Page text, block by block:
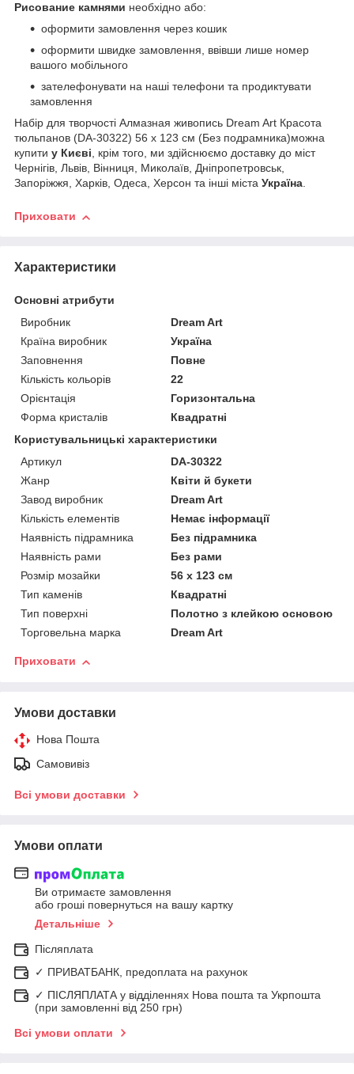
Рисование камнями необхідно або:
оформити замовлення через кошик
оформити швидке замовлення, ввівши лише номер
вашого мобільного
зателефонувати на наші телефони та продиктувати
замовлення
Набір для творчості Алмазная живопись Dream Art Красота
тюльпанов (DA-30322) 56 х 123 см (Без подрамника)можна
купити у Києві, крім того, ми здійснюємо доставку до міст
Чернігів, Львів, Вінниця, Миколаїв, Дніпропетровськ,
Запоріжжя, Харків, Одеса, Херсон та інші міста Україна.
Приховати
Характеристики
Основні атрибути
Виробник
Dream Art
Країна виробник
Україна
Заповнення
Повне
Кількість кольорів
22
Орієнтація
Горизонтальна
Форма кристалів
Квадратні
Користувальницькі характеристики
Артикул
DA-30322
Жанр
Квіти й букети
Завод виробник
Dream Art
Кількість елементів
Немає інформації
Наявність підрамника
Без підрамника
Наявність рами
Без рами
Розмір мозайки
56 х 123 см
Тип каменів
Квадратні
Тип поверхні
Полотно з клейкою основою
Торговельна марка
Dream Art
Приховати
Умови доставки
Нова Пошта
Самовивіз
Всі умови доставки
Умови оплати
Ви отримаєте замовлення
або гроші повернуться на вашу картку
Детальніше
Післяплата
✓ ПРИВАТБАНК, предоплата на рахунок
✓ ПІСЛЯПЛАТА у відділеннях Нова пошта та Укрпошта
(при замовленні від 250 грн)
Всі умови оплати